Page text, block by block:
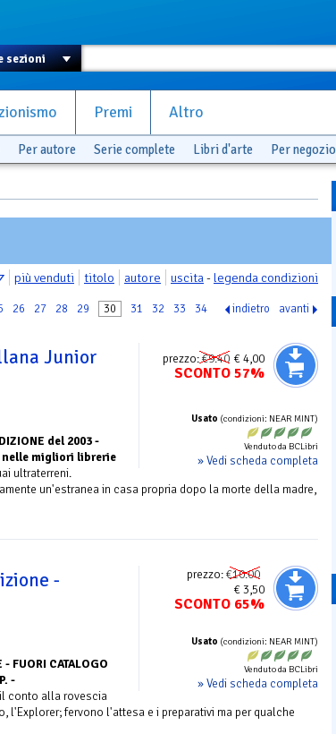
Premi Altro
Per autore Serie complete Libri d'arte Per negozio
più venduti titolo autore uscita-legenda condizioni
26 27 28 29 30 31 32 33 34 indietro avanti
prezzo:€9.40 € 4,00
SCONTO 57%
Usato (condizioni: NEAR MINT)
Venduto da BCLibri
» Vedi scheda completa
Junior
del 2003 -
nelle migliori librerie
ultraterreni.
un'estranea in casa propria dopo la morte della madre,
prezzo:€10.00
€ 3,50
SCONTO 65%
Usato (condizioni: NEAR MINT)
Venduto da BCLibri
» Vedi scheda completa
-
FUORI CATALOGO
-
conto alla rovescia
l'Explorer; fervono l'attesa e i preparativi ma per qualche